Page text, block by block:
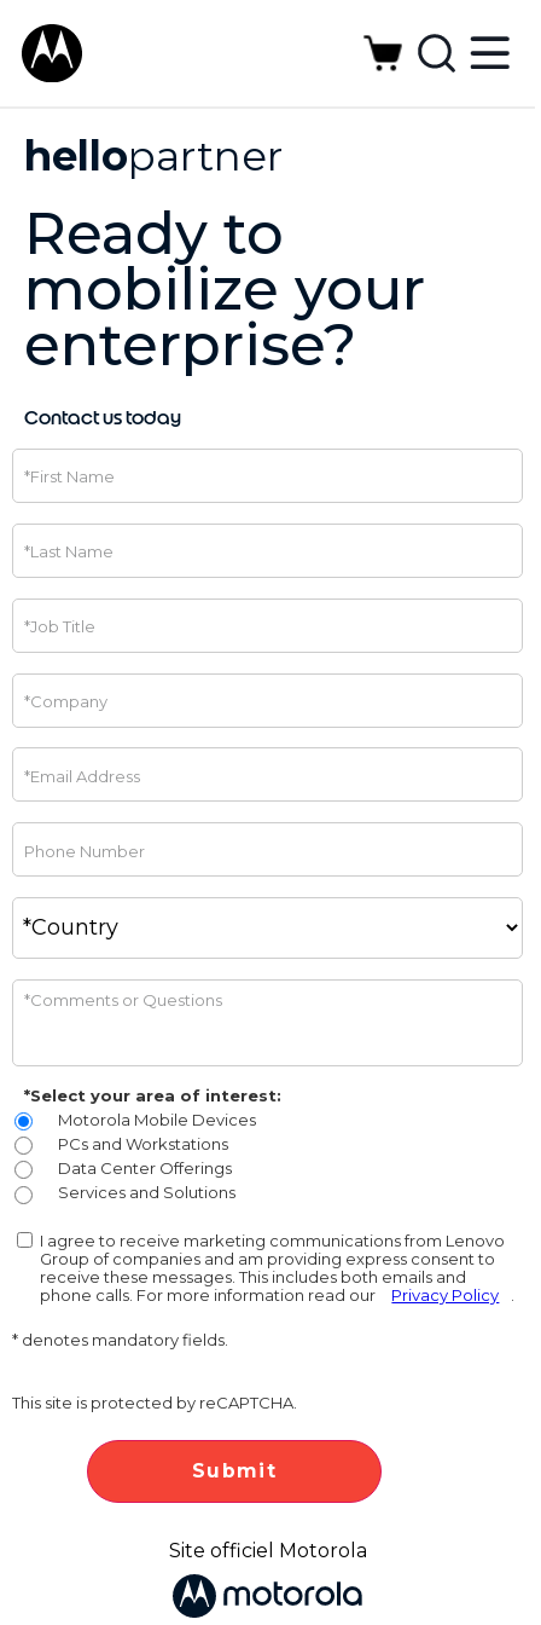
hellopartner
Ready to
mobilize your
enterprise?
Contact us today
*Select your area of interest:
Motorola Mobile Devices
PCs and Workstations
Data Center Offerings
Services and Solutions
I agree to receive marketing communications from Lenovo
Group of companies and am providing express consent to
receive these messages. This includes both emails and
phone calls. For more information read our
Privacy Policy
* denotes mandatory fields.
This site is protected by reCAPTCHA.
Submit
Site officiel Motorola